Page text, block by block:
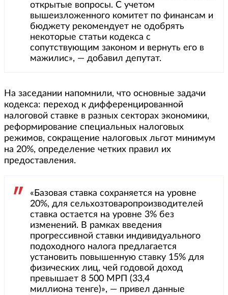
открытые вопросы. С учетом
вышеизложенного комитет по финансам и
бюджету рекомендует не одобрять
некоторые статьи кодекса с
сопутствующим законом и вернуть его в
мажилис», — добавил депутат.
На заседании напомнили, что основные задачи
кодекса: переход к дифференцированной
налоговой ставке в разных секторах экономики,
реформирование специальных налоговых
режимов, сокращение налоговых льгот минимум
на 20%, определение четких правил их
предоставления.
«Базовая ставка сохраняется на уровне
20%, для сельхозтоваропроизводителей
ставка остается на уровне 3% без
изменений. В рамках введения
прогрессивной ставки индивидуального
подоходного налога предлагается
установить повышенную ставку 15% для
физических лиц, чей годовой доход
превышает 8 500 МРП (33,4
миллиона тенге)», — привел данные